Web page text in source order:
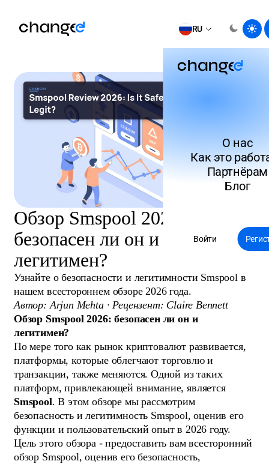
RU
О нас
Как это
Партнёрам
Блог
Войти
Обзор Smspool 2026:
безопасен ли он и
легитимен?
Узнайте о безопасности и легитимности Smspool в
нашем всестороннем обзоре 2026 года.
Автор: Arjun Mehta · Рецензент: Claire Bennett
Обзор Smspool 2026: безопасен ли он и
легитимен?
По мере того как рынок криптовалют развивается,
платформы, которые облегчают торговлю и
транзакции, также меняются. Одной из таких
платформ, привлекающей внимание, является
Smspool. В этом обзоре мы рассмотрим
безопасность и легитимность Smspool, оценив его
функции и пользовательский опыт в 2026 году.
Цель этого обзора - предоставить вам всесторонний
обзор Smspool, оценив его безопасность,